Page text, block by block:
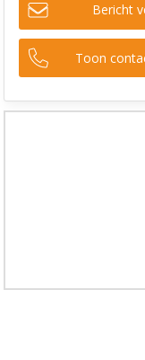
Bericht
Toon